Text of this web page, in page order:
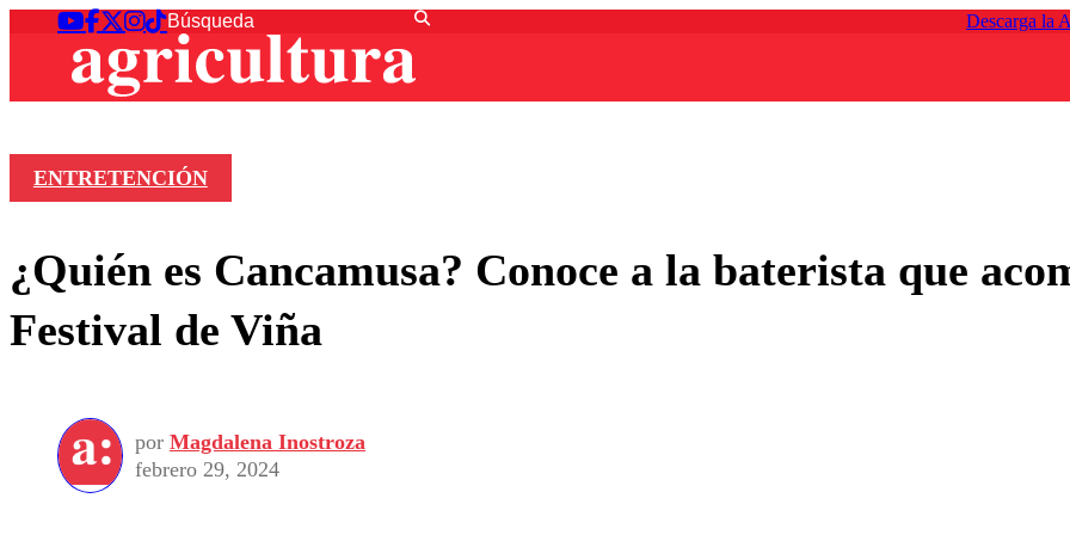
Descarga la
ENTRETENCIÓN
¿Quién es Cancamusa? Conoce a la baterista que
Festival de Viña
por Magdalena Inostroza
febrero 29, 2024